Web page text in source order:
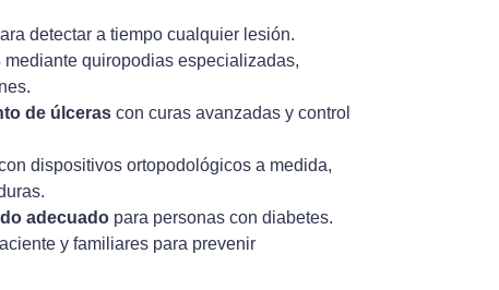
detectar a tiempo cualquier lesión.
mediante quiropodias especializadas,
de úlcerascon curas avanzadas y control
dispositivos ortopodológicos a medida,
adecuadopara personas con diabetes.
y familiares para prevenir